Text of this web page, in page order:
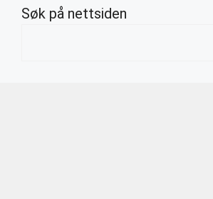
Søk på nettsiden